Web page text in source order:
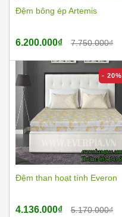
Đệm bông ép Artemis
6.200.000₫ 7.750.000₫
- 20%
Đệm than hoạt tính Everon
4.136.000₫ 5.170.000₫